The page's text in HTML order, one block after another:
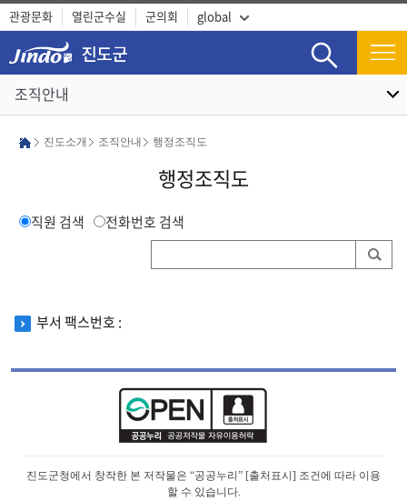
검색
관광문화 열린군수실 군의회 global
조직안내
진도소개 조직안내 행정조직도
행정조직도
직원 검색 전화번호 검색
부서 팩스번호 :
진도군청에서 창작한 본 저작물은 “공공누리” [출처표시] 조건에 따라 이용
할 수 있습니다.